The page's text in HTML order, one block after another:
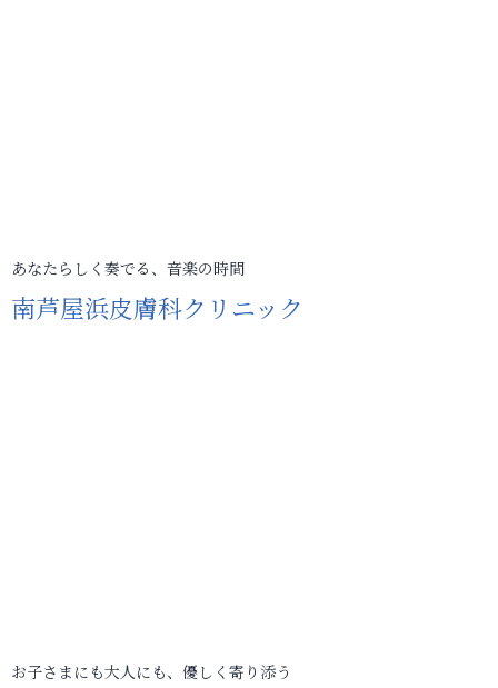
あなたらしく奏でる、音楽の時間
南芦屋浜皮膚科クリニック
お子さまにも大人にも、優しく寄り添う